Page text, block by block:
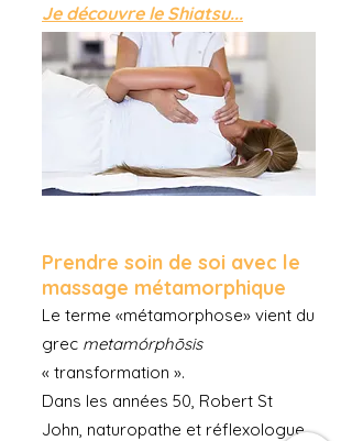
Je découvre le Shiatsu...
Prendre soin de soi avec le
massage métamorphique
Le terme «métamorphose» vient du
grec metamórphōsis
« transformation ».
Dans les années 50, Robert St
John, naturopathe et réflexologue,